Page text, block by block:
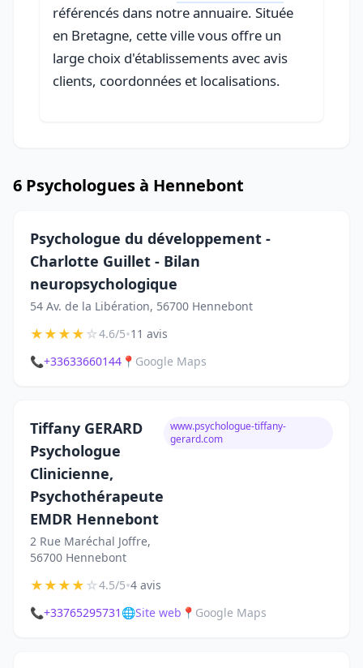
référencés dans notre annuaire. Située
en Bretagne, cette ville vous offre un
large choix d'établissements avec avis
clients, coordonnées et localisations.
6 Psychologues à Hennebont
Psychologue du développement -
Charlotte Guillet - Bilan
neuropsychologique
54 Av. de la Libération, 56700 Hennebont
★★★★☆4.6/5•11 avis
📞+33633660144 📍 Google Maps
Tiffany GERARD
Psychologue
Clinicienne,
Psychothérapeute
EMDR Hennebont
2 Rue Maréchal Joffre,
56700 Hennebont
www.psychologue-tiffany-
gerard.com
★★★★☆4.5/5•4 avis
📞+33765295731 🌐Site web 📍 Google Maps